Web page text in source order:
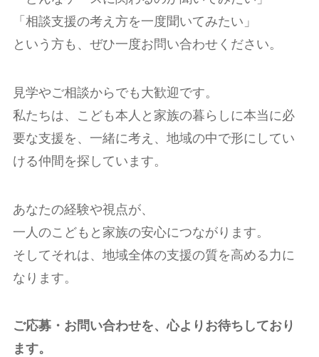
「相談支援の考え方を一度聞いてみたい」
という方も、ぜひ一度お問い合わせください。
見学やご相談からでも大歓迎です。
私たちは、こども本人と家族の暮らしに本当に必
要な支援を、一緒に考え、地域の中で形にしてい
ける仲間を探しています。
あなたの経験や視点が、
一人のこどもと家族の安心につながります。
そしてそれは、地域全体の支援の質を高める力に
なります。
ご応募・お問い合わせを、心よりお待ちしており
ます。